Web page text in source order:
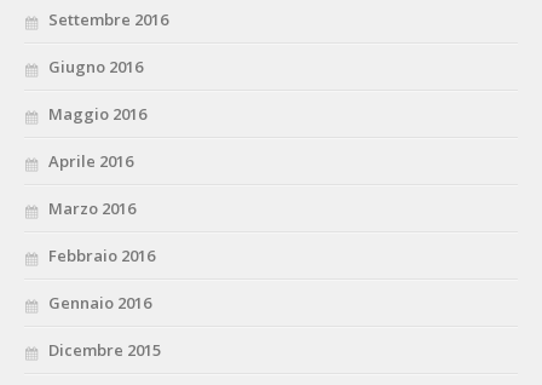
Settembre 2016
Giugno 2016
Maggio 2016
Aprile 2016
Marzo 2016
Febbraio 2016
Gennaio 2016
Dicembre 2015